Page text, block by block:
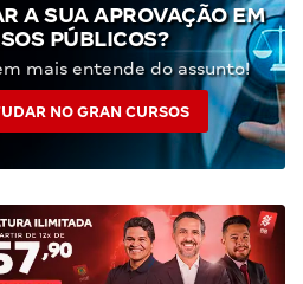
A SUA APROVAÇÃO EM
PÚBLICOS?
mais entende do assunto!
NO GRAN CURSOS